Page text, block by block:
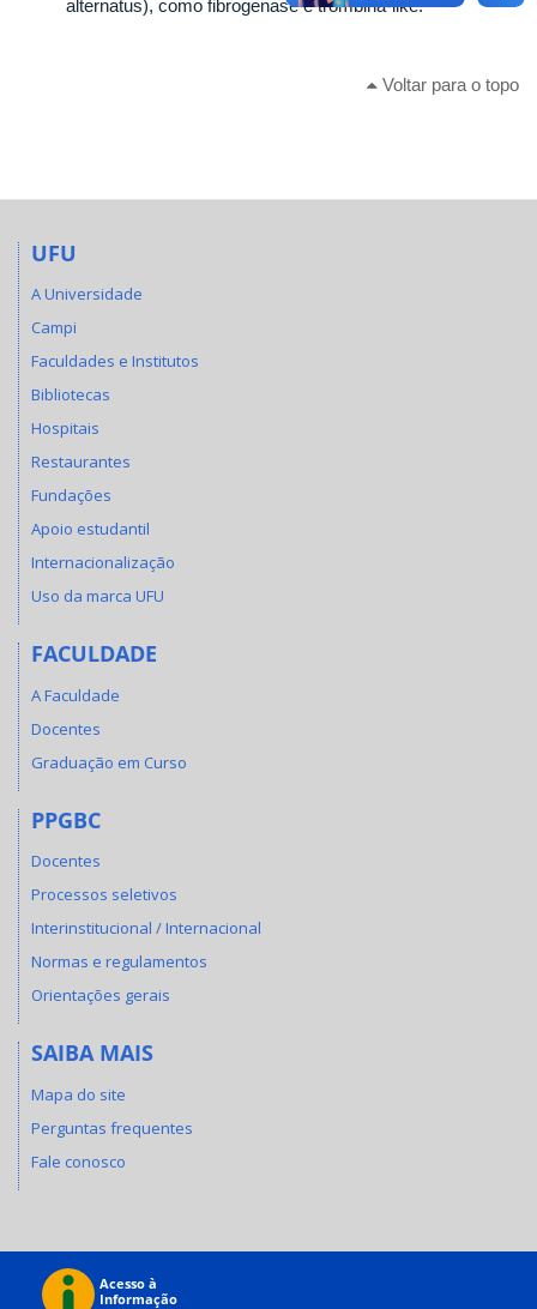
alternatus), como fibrogenase e trombina-like.
Voltar para o topo
UFU
A Universidade
Campi
Faculdades e Institutos
Bibliotecas
Hospitais
Restaurantes
Fundações
Apoio estudantil
Internacionalização
Uso da marca UFU
FACULDADE
A Faculdade
Docentes
Graduação em Curso
PPGBC
Docentes
Processos seletivos
Interinstitucional / Internacional
Normas e regulamentos
Orientações gerais
SAIBA MAIS
Mapa do site
Perguntas frequentes
Fale conosco